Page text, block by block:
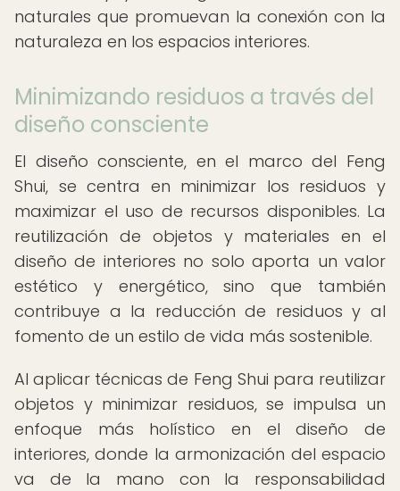
naturales que promuevan la conexión con la
naturaleza en los espacios interiores.
Minimizando residuos a través del
diseño consciente
El diseño consciente, en el marco del Feng
Shui, se centra en minimizar los residuos y
maximizar el uso de recursos disponibles. La
reutilización de objetos y materiales en el
diseño de interiores no solo aporta un valor
estético y energético, sino que también
contribuye a la reducción de residuos y al
fomento de un estilo de vida más sostenible.
Al aplicar técnicas de Feng Shui para reutilizar
objetos y minimizar residuos, se impulsa un
enfoque más holístico en el diseño de
interiores, donde la armonización del espacio
va de la mano con la responsabilidad